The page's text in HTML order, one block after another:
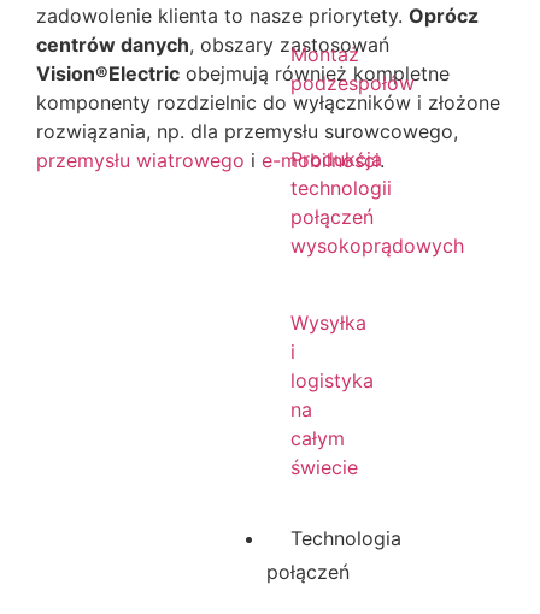
Montaż
podzespołów
Produkcja
technologii
połączeń
wysokoprądowych
Wysyłka
i
logistyka
na
całym
świecie
Technologia
połączeń
zadowolenie klienta to nasze priorytety. Oprócz
centrów danych, obszary zastosowań
Vision®Electric obejmują również kompletne
komponenty rozdzielnic do wyłączników i złożone
rozwiązania, np. dla przemysłu surowcowego,
przemysłu wiatrowego i e-mobilności.